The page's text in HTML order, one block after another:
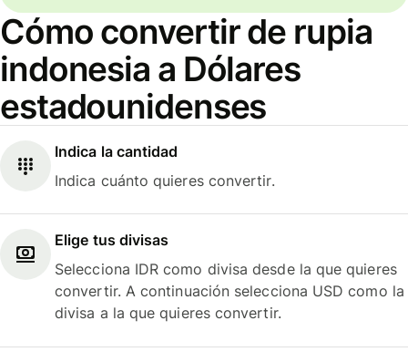
Cómo convertir de rupia
indonesia a Dólares
estadounidenses
Indica la cantidad
Indica cuánto quieres convertir.
Elige tus divisas
Selecciona IDR como divisa desde la que quieres
convertir. A continuación selecciona USD como la
divisa a la que quieres convertir.